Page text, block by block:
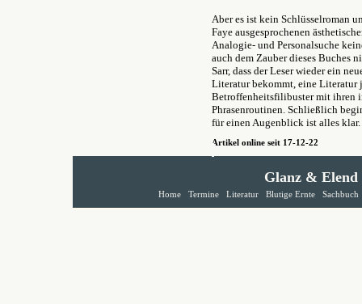
Aber es ist kein Schlüsselroman
Faye ausgesprochenen
Analogie- und Personalsuche
auch dem Zauber dieses Buches
Sarr, dass der Leser wieder ein
Literatur bekommt, eine Literatur
Betroffenheitsfilibuster mit ihren
Phrasenroutinen. Schließlich
für einen Augenblick ist alles
Artikel online seit 17-12-22
Glanz & Elend
Home Termine Literatur Blutige Ernte Sachbuch